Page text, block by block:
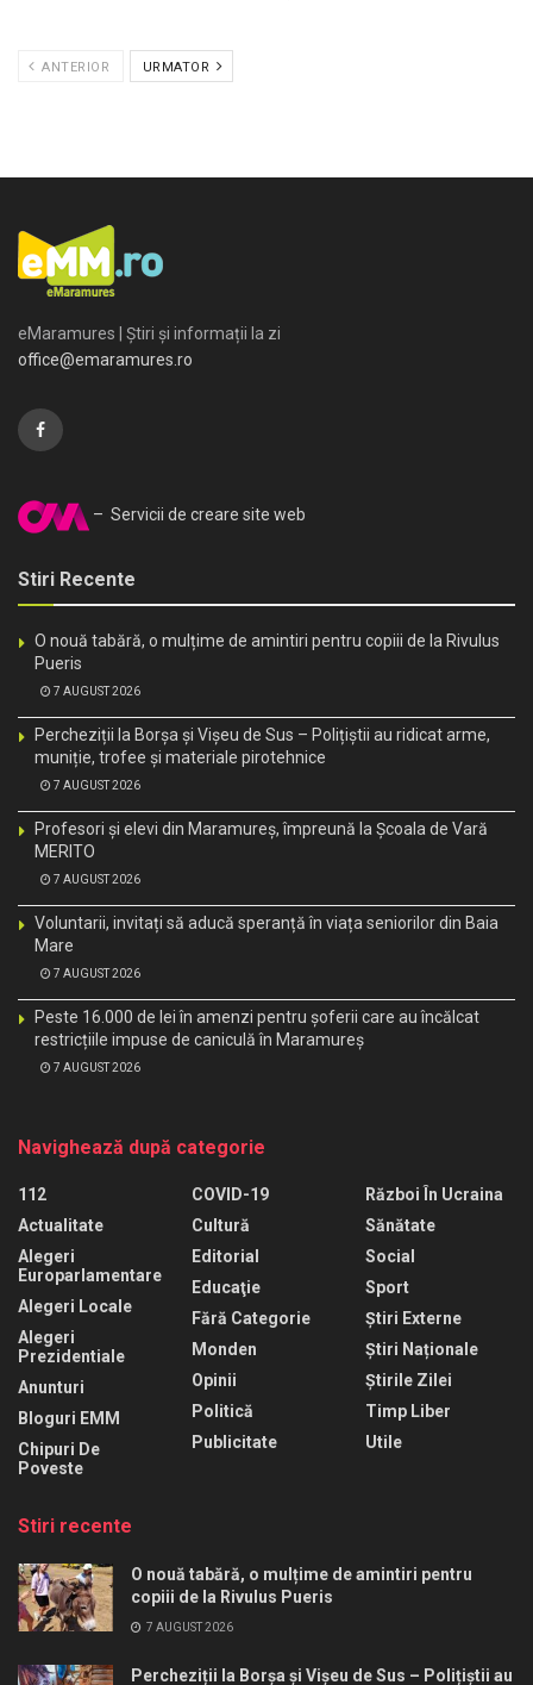
ANTERIOR URMATOR
eMaramures | Știri și informații la zi
office@emaramures.ro
– Servicii de creare site web
Stiri Recente
O nouă tabără, o mulțime de amintiri pentru copiii de la Rivulus
Pueris
7 AUGUST 2026
Percheziții la Borșa și Vișeu de Sus – Polițiștii au ridicat arme,
muniție, trofee și materiale pirotehnice
7 AUGUST 2026
Profesori și elevi din Maramureș, împreună la Școala de Vară
MERITO
7 AUGUST 2026
Voluntarii, invitați să aducă speranță în viața seniorilor din Baia
Mare
7 AUGUST 2026
Peste 16.000 de lei în amenzi pentru șoferii care au încălcat
restricțiile impuse de caniculă în Maramureș
7 AUGUST 2026
Navighează după categorie
112
Actualitate
Alegeri
Europarlamentare
Alegeri Locale
Alegeri
Prezidentiale
Anunturi
Bloguri EMM
Chipuri De
Poveste
COVID-19
Cultură
Editorial
Educaţie
Fără Categorie
Monden
Opinii
Politică
Publicitate
Război În Ucraina
Sănătate
Social
Sport
Știri Externe
Știri Naționale
Știrile Zilei
Timp Liber
Utile
Stiri recente
O nouă tabără, o mulțime de amintiri pentru
copiii de la Rivulus Pueris
7 AUGUST 2026
Percheziții la Borșa și Vișeu de Sus – Polițiștii au